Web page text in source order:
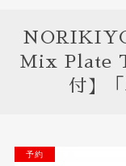
NEW
Mix Plate
付】